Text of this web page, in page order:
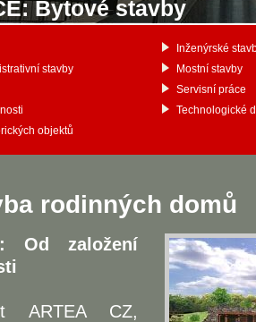
Bytové stavby
Inženýrské
Mostní stavby
Servisní práce
Technologické
stavby
objektů
rodinných domů
Od založení
ARTEA CZ,